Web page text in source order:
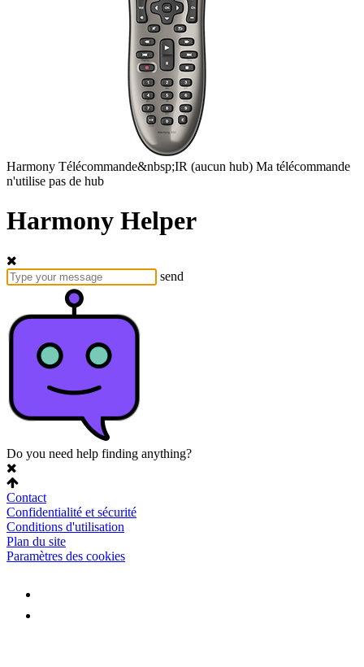
Harmony Télécommande&nbsp;IR (aucun hub) Ma télécommande
n'utilise pas de hub
Harmony Helper
send
Do you need help finding anything?
Contact
Confidentialité et sécurité
Conditions d'utilisation
Plan du site
Paramètres des cookies